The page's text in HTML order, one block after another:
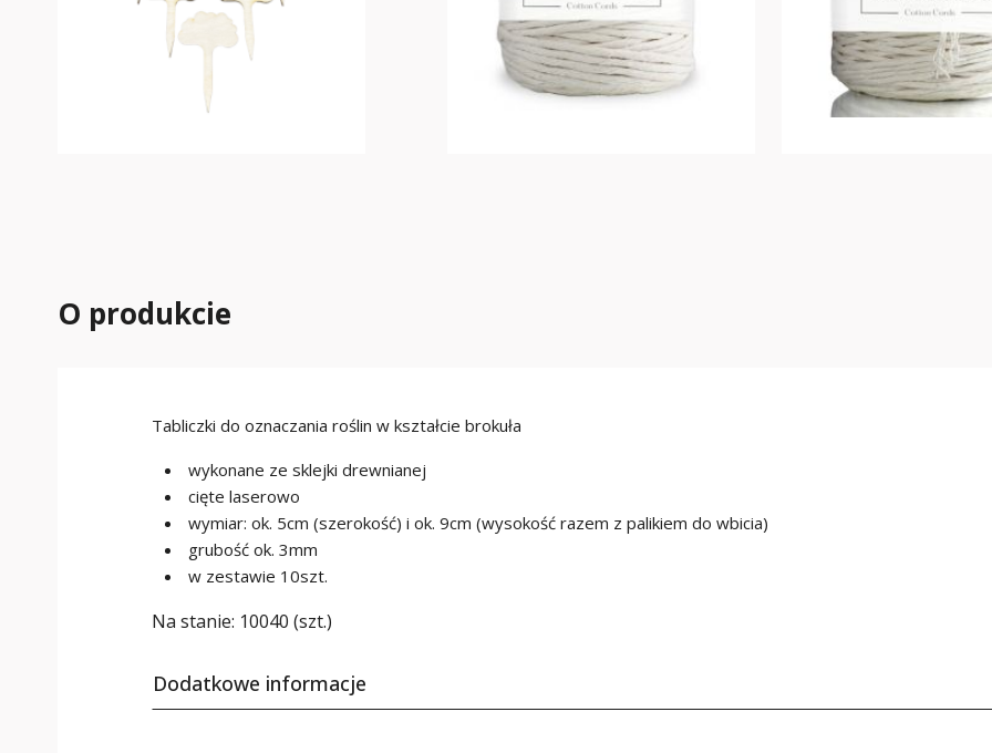
O produkcie
Tabliczki do oznaczania roślin w kształcie brokuła
wykonane ze sklejki drewnianej
cięte laserowo
wymiar: ok. 5cm (szerokość) i ok. 9cm (wysokość razem z palikiem do wbicia)
grubość ok. 3mm
w zestawie 10szt.
Na stanie: 10040 (szt.)
Dodatkowe informacje